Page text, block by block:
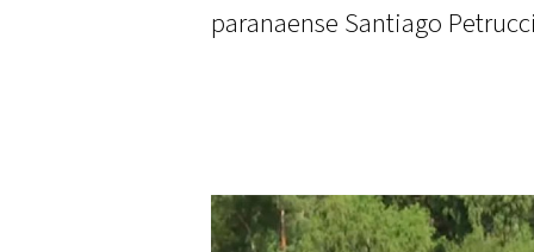
paranaense Santiago